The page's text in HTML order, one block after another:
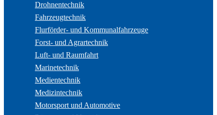
Drohnentechnik
Fahrzeugtechnik
Flurförder- und Kommunalfahrzeuge
Forst- und Agrartechnik
Luft- und Raumfahrt
Marinetechnik
Medientechnik
Medizintechnik
Motorsport und Automotive